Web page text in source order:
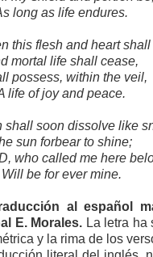
long as life endures.
this flesh and heart shall
mortal life shall cease,
possess, within the veil,
life of joy and peace.
shall soon dissolve like
sun forbear to shine;
who called me here
Will be for ever mine.
al español
E. Morales. La letra ha
y la rima de los